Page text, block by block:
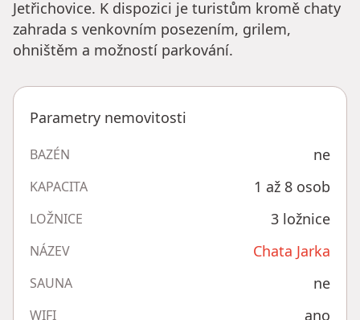
Jetřichovice. K dispozici je turistům kromě chaty
zahrada s venkovním posezením, grilem,
ohništěm a možností parkování.
Parametry nemovitosti
BAZÉN ne
KAPACITA 1 až 8 osob
LOŽNICE 3 ložnice
NÁZEV Chata Jarka
SAUNA ne
WIFI ano